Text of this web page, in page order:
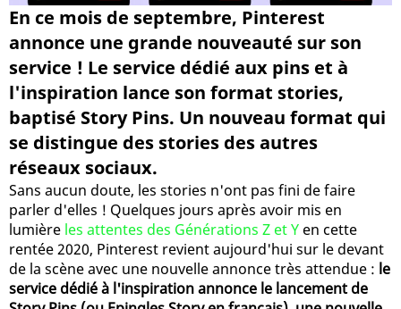
En ce mois de septembre, Pinterest
annonce une grande nouveauté sur son
service ! Le service dédié aux pins et à
l'inspiration lance son format stories,
baptisé Story Pins. Un nouveau format qui
se distingue des stories des autres
réseaux sociaux.
Sans aucun doute, les stories n'ont pas fini de faire
parler d'elles ! Quelques jours après avoir mis en
lumière les attentes des Générations Z et Y en cette
rentée 2020, Pinterest revient aujourd'hui sur le devant
de la scène avec une nouvelle annonce très attendue : le
service dédié à l'inspiration annonce le lancement de